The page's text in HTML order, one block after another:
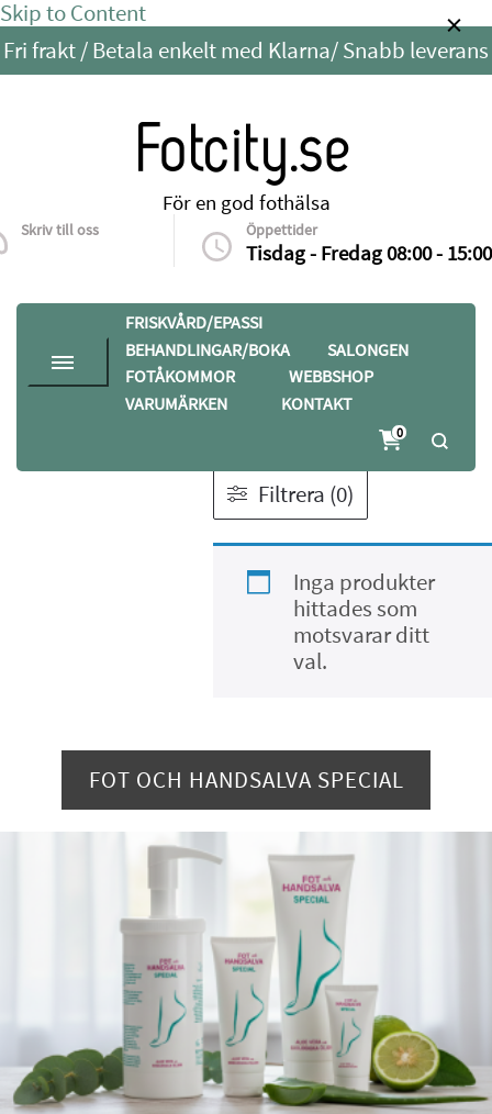
Skip to Content
Fri frakt / Betala enkelt med Klarna/ Snabb leverans
Fotcity.se
För en god fothälsa
Skriv till oss Öppettider
Tisdag - Fredag 08:00 - 15:00
FRISKVÅRD/EPASSI
BEHANDLINGAR/BOKA
SALONGEN
FOTÅKOMMOR
WEBBSHOP
VARUMÄRKEN
KONTAKT
0
Avlastningar
Filtrera (0)
Inga produkter
hittades som
motsvarar ditt
val.
FOT OCH HANDSALVA SPECIAL